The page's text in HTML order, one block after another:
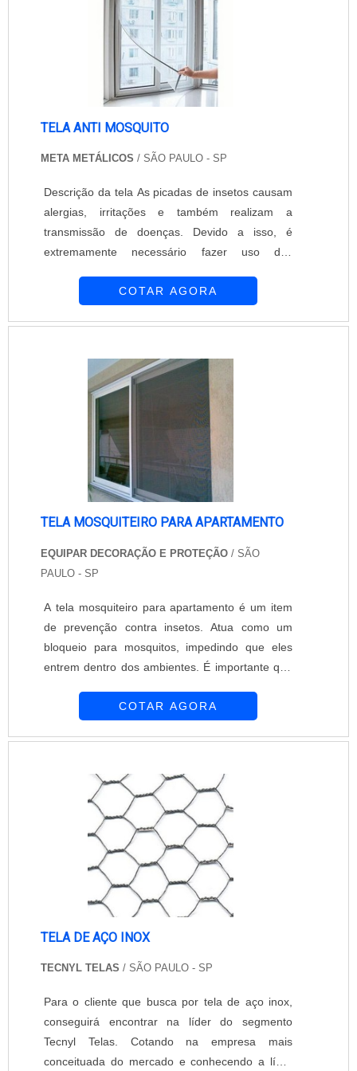
TELA ANTI MOSQUITO
META METÁLICOS / SÃO PAULO - SP
Descrição da tela As picadas de insetos causam
alergias, irritações e também realizam a
transmissão de doenças. Devido a isso, é
extremamente necessário fazer uso dos
instalação da tela anti mosquito. Elas agem
Metálicos! ....
COTAR AGORA
TELA MOSQUITEIRO PARA APARTAMENTO
EQUIPAR DECORAÇÃO E PROTEÇÃO / SÃO
PAULO - SP
A tela mosquiteiro para apartamento é um item
de prevenção contra insetos. Atua como um
bloqueio para mosquitos, impedindo que eles
entrem dentro dos ambientes. É importante que
protegidas com a tela mosquiteiro para
Proteção conquistou uma posição de destaque
apartamento oferecida pela empresa é de alto
nível. Além de oferecer....
COTAR AGORA
TELA DE AÇO INOX
TECNYL TELAS / SÃO PAULO - SP
Para o cliente que busca por tela de aço inox,
conseguirá encontrar na líder do segmento
Tecnyl Telas. Cotando na empresa mais
conceituada do mercado e conhecendo a líder